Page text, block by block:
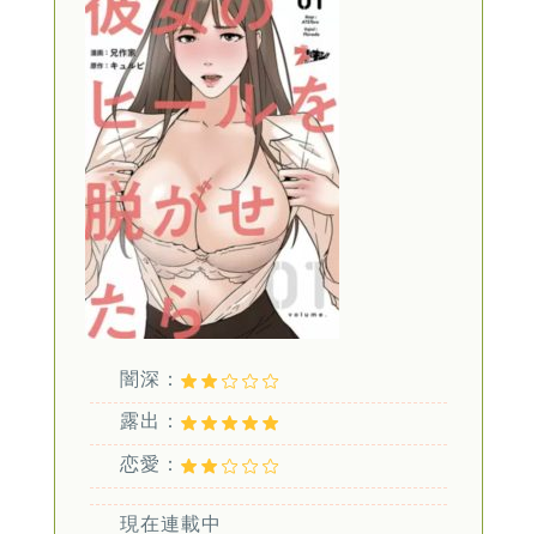
闇深：
露出：
恋愛：
現在連載中